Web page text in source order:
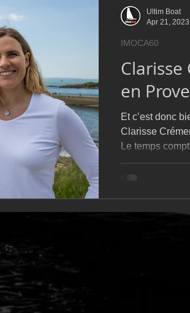
Botin 52
Open 7.50
Clarisse
en
Et c’est donc
Clarisse
Le temps
IMOCA60
Ultim Boat
Apr 21, 2023